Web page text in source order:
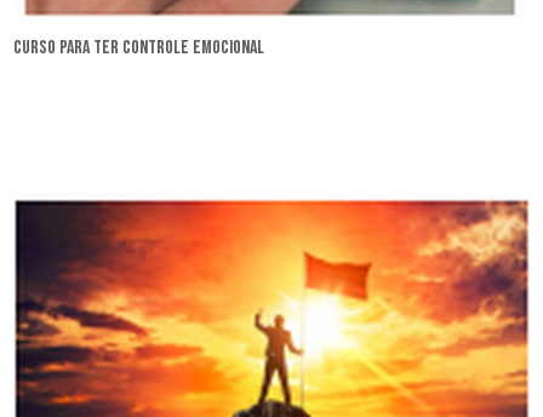
curso para ter controle emocional